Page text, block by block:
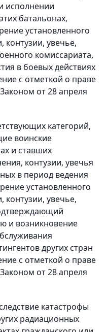
исполнении
батальонах,
установленного
контузии, увечье,
комиссариата,
в боевых действиях
с отметкой о праве
от 28 апреля
категорий,
воинские
и ставших
контузии, увечья
в период ведения
установленного
контузии, увечье,
и возникновение
других стран
с отметкой о праве
от 28 апреля
катастрофы
радиационных